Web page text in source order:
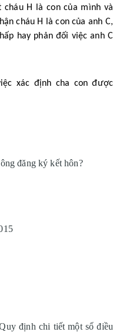
cháu H là con của mình và
cháu H là con của anh C,
hay phản đối việc anh C
xác định cha con được
đăng ký kết hôn?
định chi tiết một số điều